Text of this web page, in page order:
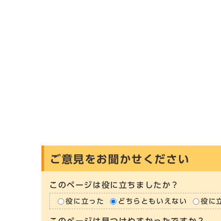
ご意見をお聞かせください
このページは役に立ちましたか？
役に立った どちらともいえない 役に